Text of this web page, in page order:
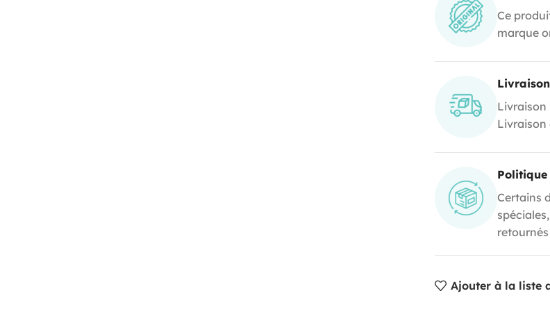
Ce
marque
Livraison
Livraison
Certains
retournés
Ajouter à la liste